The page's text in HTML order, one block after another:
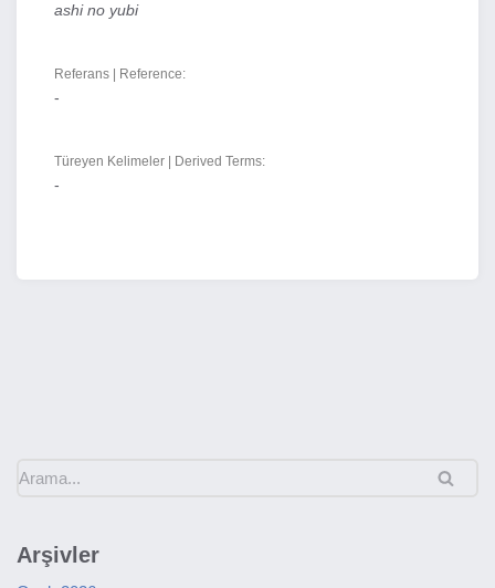
ashi no yubi
Referans | Reference:
-
Türeyen Kelimeler | Derived Terms:
-
Arşivler